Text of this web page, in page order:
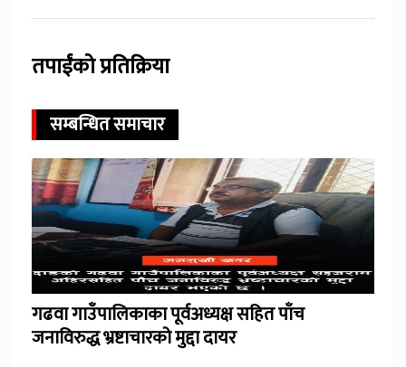
तपाईंको प्रतिक्रिया
सम्बन्धित समाचार
गढवा गाउँपालिकाका पूर्वअध्यक्ष सहित पाँच
जनाविरुद्ध भ्रष्टाचारको मुद्दा दायर